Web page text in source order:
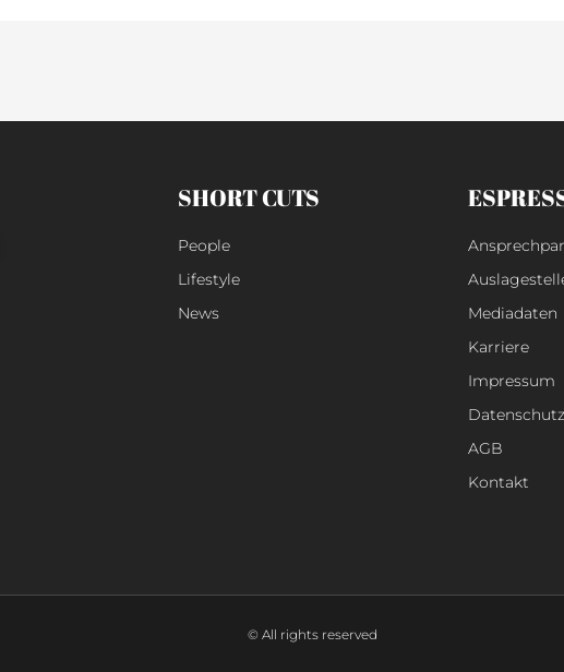
SHORT CUTS
People
Lifestyle
News
Mediadaten
Karriere
Impressum
Datenschutz
AGB
Kontakt
© All rights reserved